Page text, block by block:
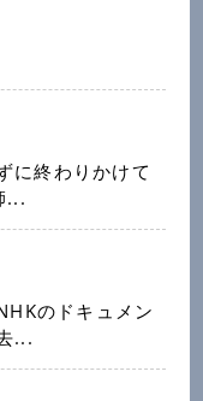
に終わりかけて
...
のドキュメン
...